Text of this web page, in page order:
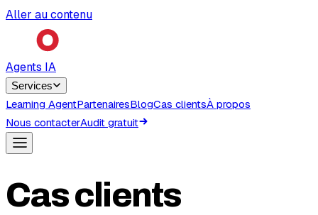
Aller au contenu
Agents IA
Services
Learning AgentPartenairesBlogCas clientsÀ propos
Nous contacterAudit gratuit
Cas clients